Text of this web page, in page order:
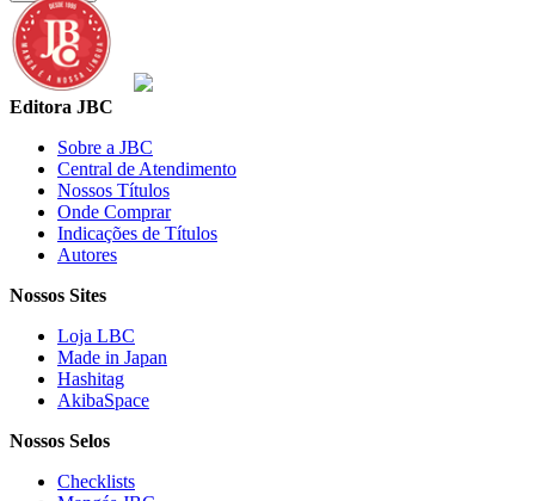
Editora JBC
Sobre a JBC
Central de Atendimento
Nossos Títulos
Onde Comprar
Indicações de Títulos
Autores
Nossos Sites
Loja LBC
Made in Japan
Hashitag
AkibaSpace
Nossos Selos
Checklists